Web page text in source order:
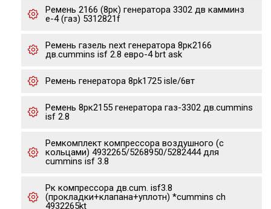
Ремень 2166 (8рк) генератора 3302 дв камминз
е-4 (газ) 5312821f
Ремень газель next генератора 8рк2166
дв.cummins isf 2.8 евро-4 brt ask
Ремень генератора 8pk1725 isle/6вт
Ремень 8рк2155 генератора газ-3302 дв.cummins
isf 2.8
Ремкомплект компрессора воздушного (с
кольцами) 4932265/5268950/5282444 для
cummins isf 3.8
Рк компрессора дв.cum. isf3.8
(прокладки+клапана+уплотн) *cummins ch
4932265kt